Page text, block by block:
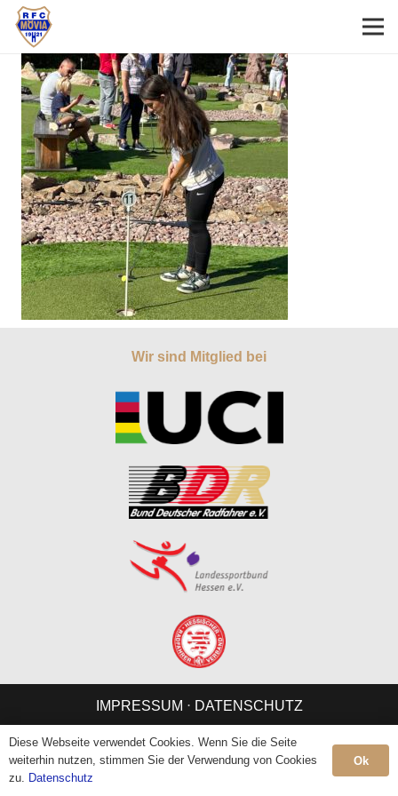
Wir sind Mitglied bei
IMPRESSUM ⋅ DATENSCHUTZ
Diese Webseite verwendet Cookies. Wenn Sie die Seite
weiterhin nutzen, stimmen Sie der Verwendung von Cookies
zu. Datenschutz
Ok